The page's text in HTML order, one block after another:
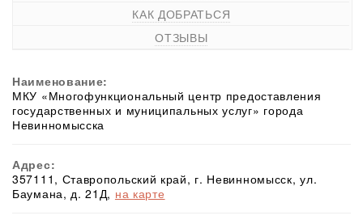
КАК ДОБРАТЬСЯ
ОТЗЫВЫ
Наименование:
МКУ «Многофункциональный центр предоставления
государственных и муниципальных услуг» города
Невинномысска
Адрес:
357111, Ставропольский край, г. Невинномысск, ул.
Баумана, д. 21Д, на карте